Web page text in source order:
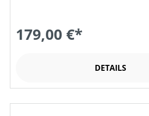
179,00 €*
DETAILS